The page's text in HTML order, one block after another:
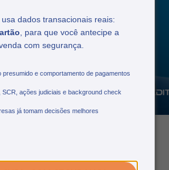
usa dados transacionais reais:
, para que você antecipe a
com segurança.
presumido e comportamento de pagamentos
SCR, ações judiciais e background check
já tomam decisões melhores
trabalhador e
relação